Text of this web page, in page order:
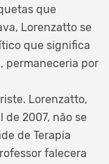
que
Lorenzatto se
que significa
permaneceria por
Lorenzatto,
de 2007, não se
de Terapia
falecera